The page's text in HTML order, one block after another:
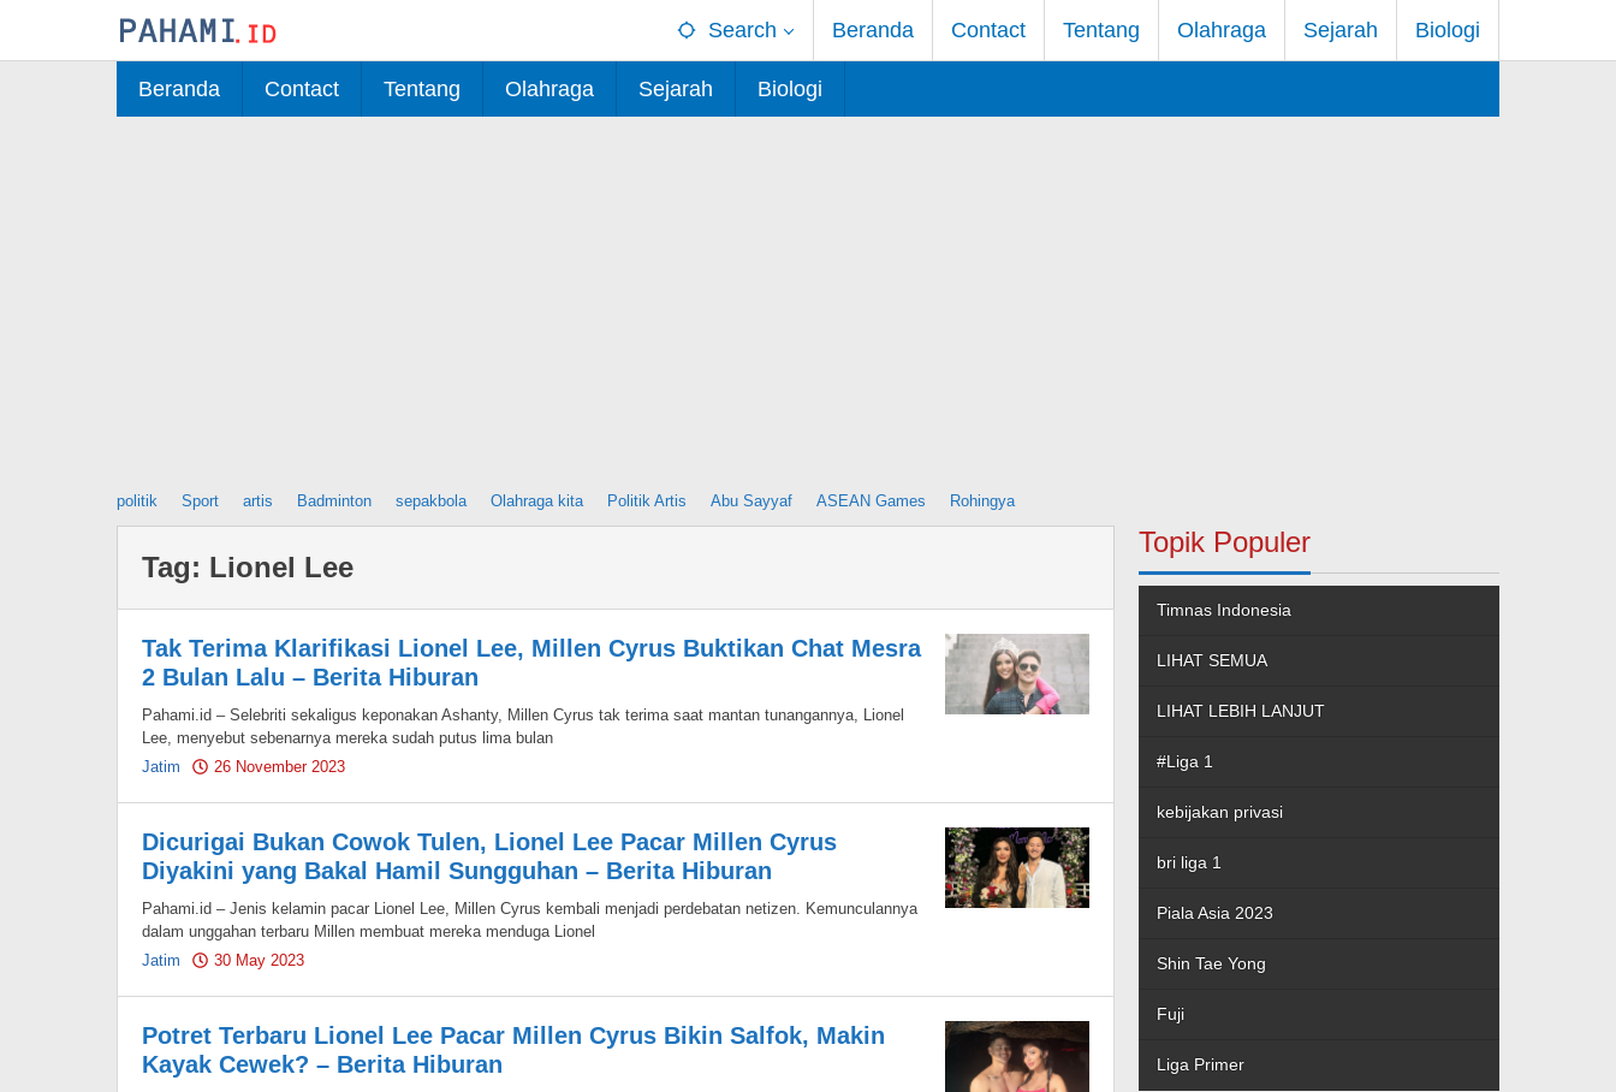
Search Beranda Contact Tentang Olahraga Sejarah Biologi
Beranda Contact Tentang Olahraga Sejarah Biologi
politik Sport artis Badminton sepakbola Olahraga kita Politik Artis Abu Sayyaf ASEAN Games Rohingya
Tag: Lionel Lee
Tak Terima Klarifikasi Lionel Lee, Millen Cyrus Buktikan Chat Mesra
2 Bulan Lalu – Berita Hiburan
Pahami.id – Selebriti sekaligus keponakan Ashanty, Millen Cyrus tak terima saat mantan tunangannya, Lionel
Lee, menyebut sebenarnya mereka sudah putus lima bulan
Jatim
26 November 2023
Dicurigai Bukan Cowok Tulen, Lionel Lee Pacar Millen Cyrus
Diyakini yang Bakal Hamil Sungguhan – Berita Hiburan
Pahami.id – Jenis kelamin pacar Lionel Lee, Millen Cyrus kembali menjadi perdebatan netizen. Kemunculannya
dalam unggahan terbaru Millen membuat mereka menduga Lionel
Jatim
30 May 2023
Potret Terbaru Lionel Lee Pacar Millen Cyrus Bikin Salfok, Makin
Kayak Cewek? – Berita Hiburan
Topik Populer
Timnas Indonesia
LIHAT SEMUA
LIHAT LEBIH LANJUT
#Liga 1
kebijakan privasi
bri liga 1
Piala Asia 2023
Shin Tae Yong
Fuji
Liga Primer